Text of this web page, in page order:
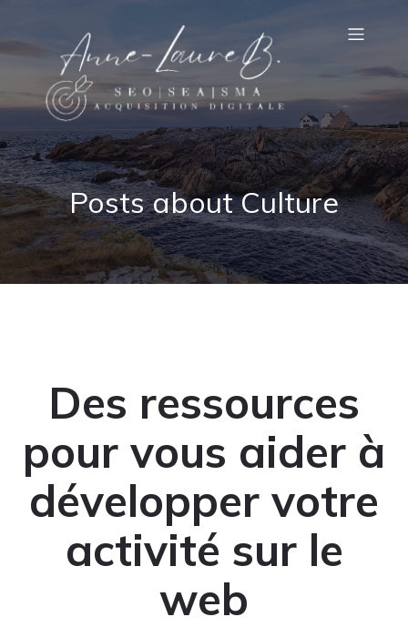
Posts about Culture
Des ressources
pour vous aider à
développer votre
activité sur le
web